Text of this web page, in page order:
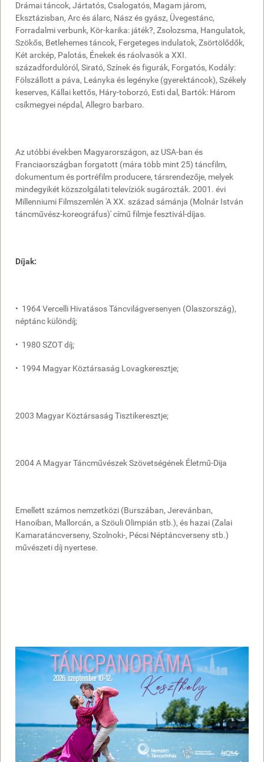
Drámai táncok, Jártatós, Csalogatós, Magam járom,
Eksztázisban, Arc és álarc, Nász és gyász, Üvegestánc,
Forradalmi verbunk, Kör-karika: játék?, Zsolozsma, Hangulatok,
Szökős, Betlehemes táncok, Fergeteges indulatok, Zsörtölődők,
Két arckép, Palotás, Énekek és ráolvasók a XXI.
századfordulóról, Sirató, Színek és figurák, Forgatós, Kodály:
Fölszállott a páva, Leányka és legényke (gyerektáncok), Székely
keserves, Kállai kettős, Háry-toborzó, Esti dal, Bartók: Három
csíkmegyei népdal, Allegro barbaro.
Az utóbbi években Magyarországon, az USA-ban és
Franciaországban forgatott (mára több mint 25) táncfilm,
dokumentum és portréfilm producere, társrendezője, melyek
mindegyikét közszolgálati televíziók sugározták. 2001. évi
Millenniumi Filmszemlén 'A XX. század sámánja (Molnár István
táncművész-koreográfus)' című filmje fesztivál-díjas.
Díjak:
• 1964 Vercelli Hivatásos Táncvilágversenyen (Olaszország),
néptánc különdíj;
• 1980 SZOT díj;
• 1994 Magyar Köztársaság Lovagkeresztje;
2003 Magyar Köztársaság Tisztikeresztje;
2004 A Magyar Táncművészek Szövetségének Életmű-Dija
Emellett számos nemzetközi (Burszában, Jerevánban,
Hanoiban, Mallorcán, a Szöuli Olimpián stb.), és hazai (Zalai
Kamaratáncverseny, Szolnoki-, Pécsi Néptáncverseny stb.)
művészeti díj nyertese.